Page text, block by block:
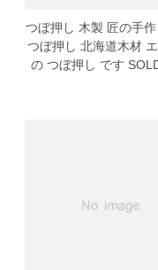
つぼ押し 木製 匠の手
つぼ押し 北海道木材
の つぼ押し です